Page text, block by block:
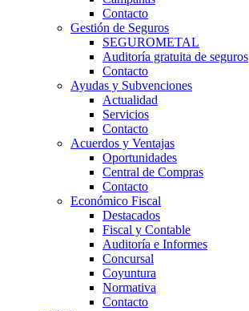
Contacto
Gestión de Seguros
SEGUROMETAL
Auditoría gratuita de seguros
Contacto
Ayudas y Subvenciones
Actualidad
Servicios
Contacto
Acuerdos y Ventajas
Oportunidades
Central de Compras
Contacto
Económico Fiscal
Destacados
Fiscal y Contable
Auditoría e Informes
Concursal
Coyuntura
Normativa
Contacto